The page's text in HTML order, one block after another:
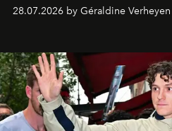
28.07.2026 by Géraldine Verheyen